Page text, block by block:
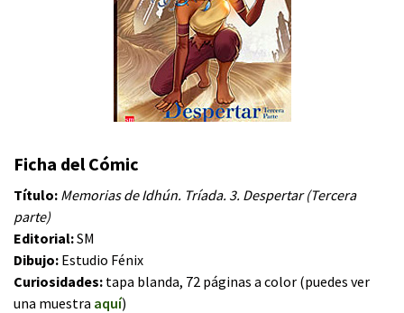
Ficha del Cómic
Título: Memorias de Idhún. Tríada. 3. Despertar (Tercera
parte)
Editorial:SM
Dibujo: Estudio Fénix
Curiosidades: tapa blanda, 72 páginas a color (puedes ver
una muestra aquí)